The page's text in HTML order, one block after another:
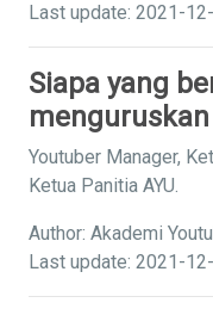
Last update: 2021-
Siapa yang
menguruskan
Youtuber Manager,
Ketua Panitia AYU.
Author: Akademi
Last update: 2021-